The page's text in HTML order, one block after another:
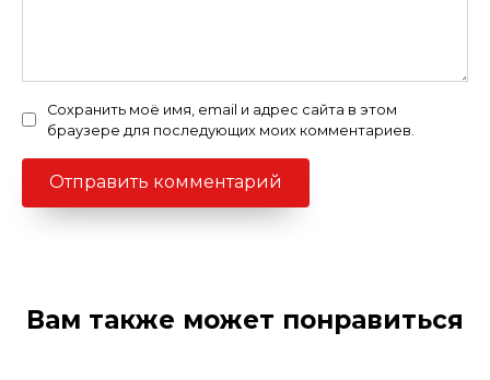
Сохранить моё имя, email и адрес сайта в этом
браузере для последующих моих комментариев.
Вам также может понравиться